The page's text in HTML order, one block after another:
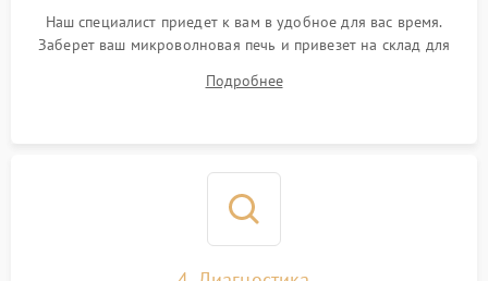
Наш специалист приедет к вам в удобное для вас время.
Заберет ваш микроволновая печь и привезет на склад для
Подробнее